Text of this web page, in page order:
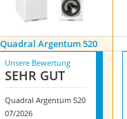
Quadral Argentum 520
Unsere Bewertung
SEHR GUT
Quadral Argentum 520
07/2026